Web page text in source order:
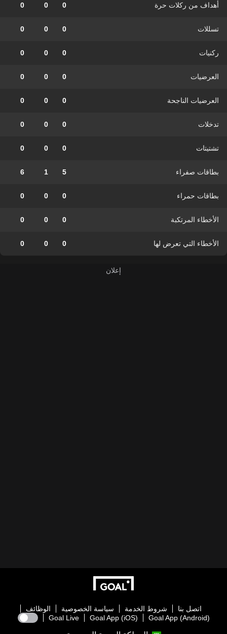
أهداف من ركلات حرة 0
0
0
تسللات 0
0
0
ركنيات 0
0
0
العرضيات 0
0
0
العرضيات الناجحة 0
0
0
تدخلات 0
0
0
تشتيتات 0
0
0
بطاقات صفراء 5
1
6
بطاقات حمراء 0
0
0
الأخطاء المرتكبة 0
0
0
الأخطاء التي تعرض لها 0
0
0
اتصل بنا شروط الخدمة سياسة الخصوصية
الوظائف
Goal App (Android)
Goal App (iOS)
Goal Live